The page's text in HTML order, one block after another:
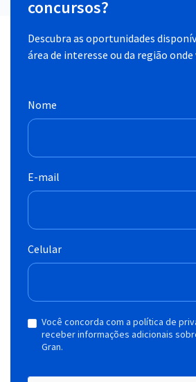
concursos?
Descubra as oportunidades
área de interesse ou da região onde
Nome
E-mail
Celular
Você concorda com a política de
receber informações adicionais
Gran.